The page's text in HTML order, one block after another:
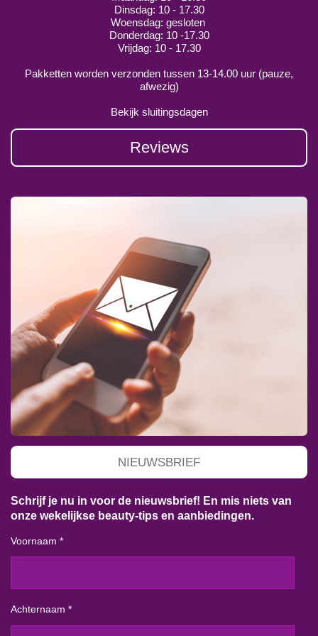
Dinsdag: 10 - 17.30
Woensdag: gesloten
Donderdag: 10 -17.30
Vrijdag: 10 - 17.30
Pakketten worden verzonden tussen 13-14.00 uur (pauze,
afwezig)
Bekijk sluitingsdagen
Reviews
NIEUWSBRIEF
Schrijf je nu in voor de nieuwsbrief! En mis niets van
onze wekelijkse beauty-tips en aanbiedingen.
Voornaam *
Achternaam *